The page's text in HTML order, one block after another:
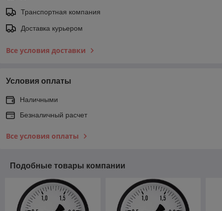
Транспортная компания
Доставка курьером
Все условия доставки
Условия оплаты
Наличными
Безналичный расчет
Все условия оплаты
Подобные товары компании